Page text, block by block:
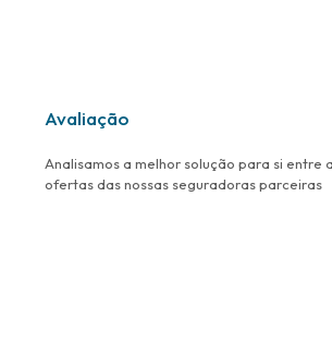
Avaliação
Analisamos a melhor solução para si entre
ofertas das nossas seguradoras parceiras